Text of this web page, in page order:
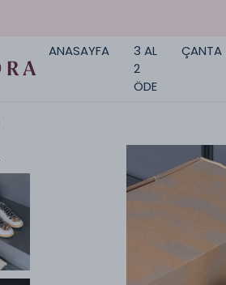
ANASAYFA
3 AL
2
ÖDE
ÇANTA